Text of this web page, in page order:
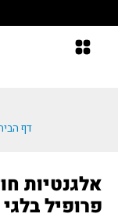
דף הבית»
אלגנטיות
פרופיל בלגי